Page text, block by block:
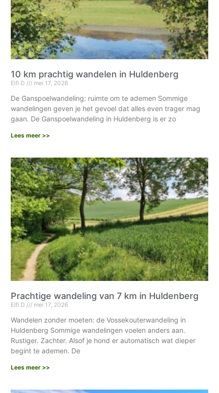
10 km prachtig wandelen in Huldenberg
Elfi D mei 17, 2026
De Ganspoelwandeling: ruimte om te ademen Sommige
wandelingen geven je het gevoel dat alles even trager mag
gaan. De Ganspoelwandeling in Huldenberg is er zo
Lees meer >>
Prachtige wandeling van 7 km in Huldenberg
Elfi D mei 17, 2026
Wandelen zonder moeten: de Vossekouterwandeling in
Huldenberg Sommige wandelingen voelen anders aan.
Rustiger. Zachter. Alsof je hond er automatisch wat dieper
begint te ademen. De
Lees meer >>